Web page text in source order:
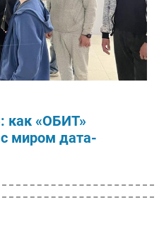
как «ОБИТ»
миром дата-